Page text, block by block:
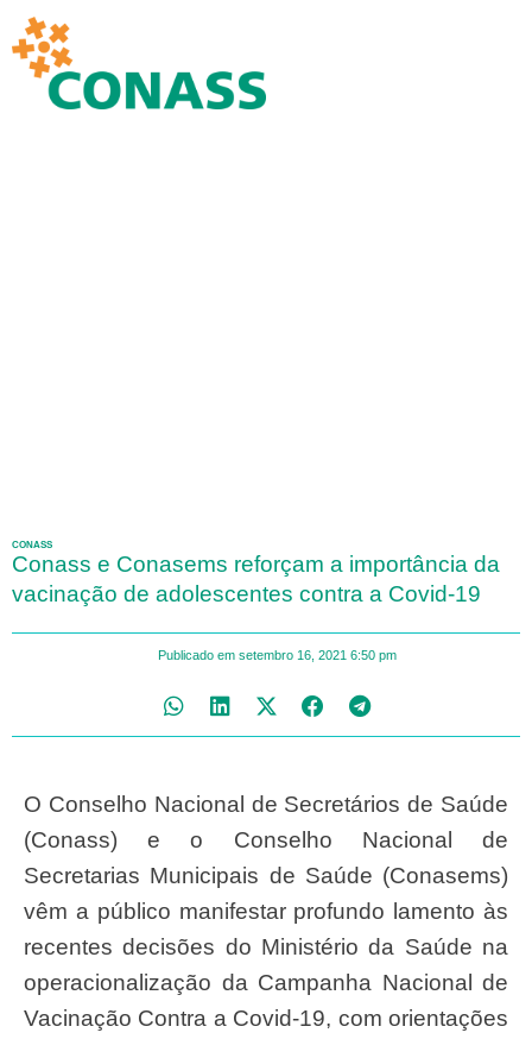
CONASS
Conass e Conasems reforçam a importância da
vacinação de adolescentes contra a Covid-19
Publicado em setembro 16, 2021 6:50 pm
O Conselho Nacional de Secretários de Saúde
(Conass) e o Conselho Nacional de
Secretarias Municipais de Saúde (Conasems)
vêm a público manifestar profundo lamento às
recentes decisões do Ministério da Saúde na
operacionalização da Campanha Nacional de
Vacinação Contra a Covid-19, com orientações